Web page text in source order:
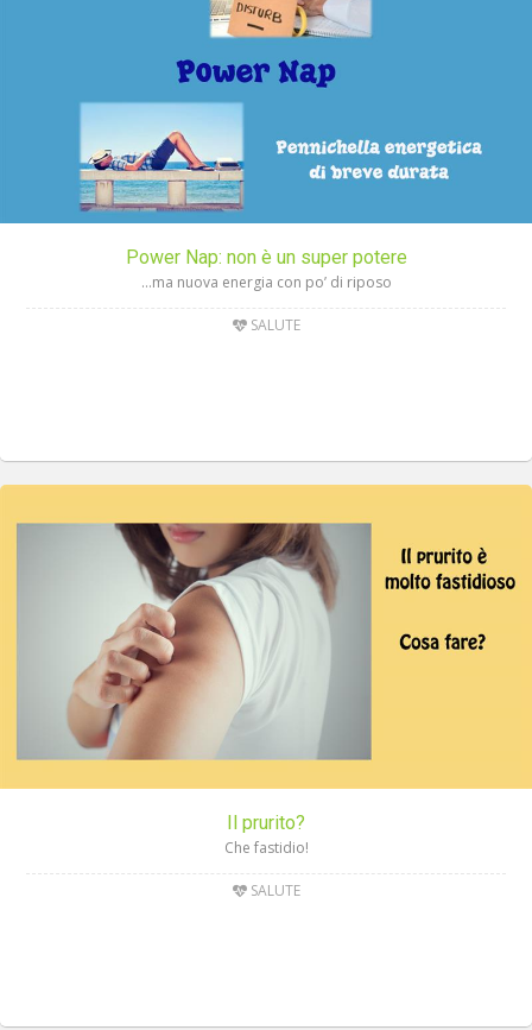
Power Nap: non è un super potere
…ma nuova energia con po’ di riposo
SALUTE
Il prurito?
Che fastidio!
SALUTE